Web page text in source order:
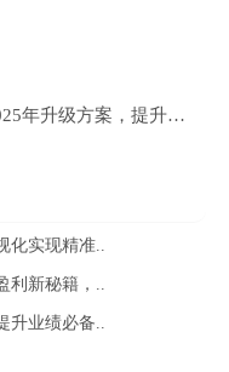
年升级方案，提升50%
实现精准..
新秘籍，..
业绩必备..